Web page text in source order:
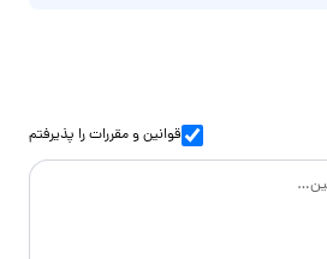
قوانین و مقرراترا پذیرفتم